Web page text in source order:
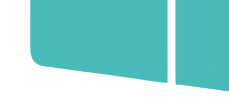
(cloud storage) là gì?
Phân tích dữ liệu và Data Lake